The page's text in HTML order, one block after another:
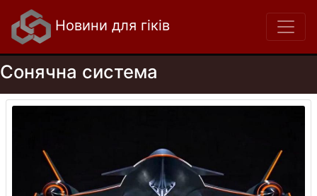
Новини для гіків
Сонячна система